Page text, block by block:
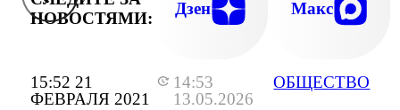
15:52 21
ФЕВРАЛЯ 2021
14:53
13.05.2026
ОБЩЕСТВО
НОВОСТЯМИ:
Дзен Макс